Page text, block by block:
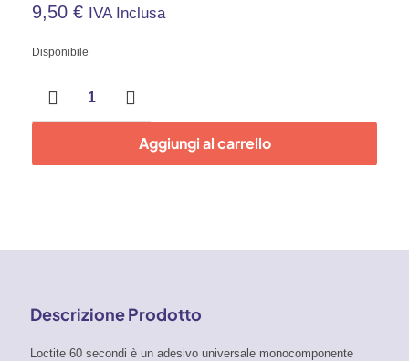
9,50 € IVA Inclusa
Disponibile
20g
Aggiungi al carrello
Descrizione Prodotto
Loctite 60 secondi è un adesivo universale monocomponente